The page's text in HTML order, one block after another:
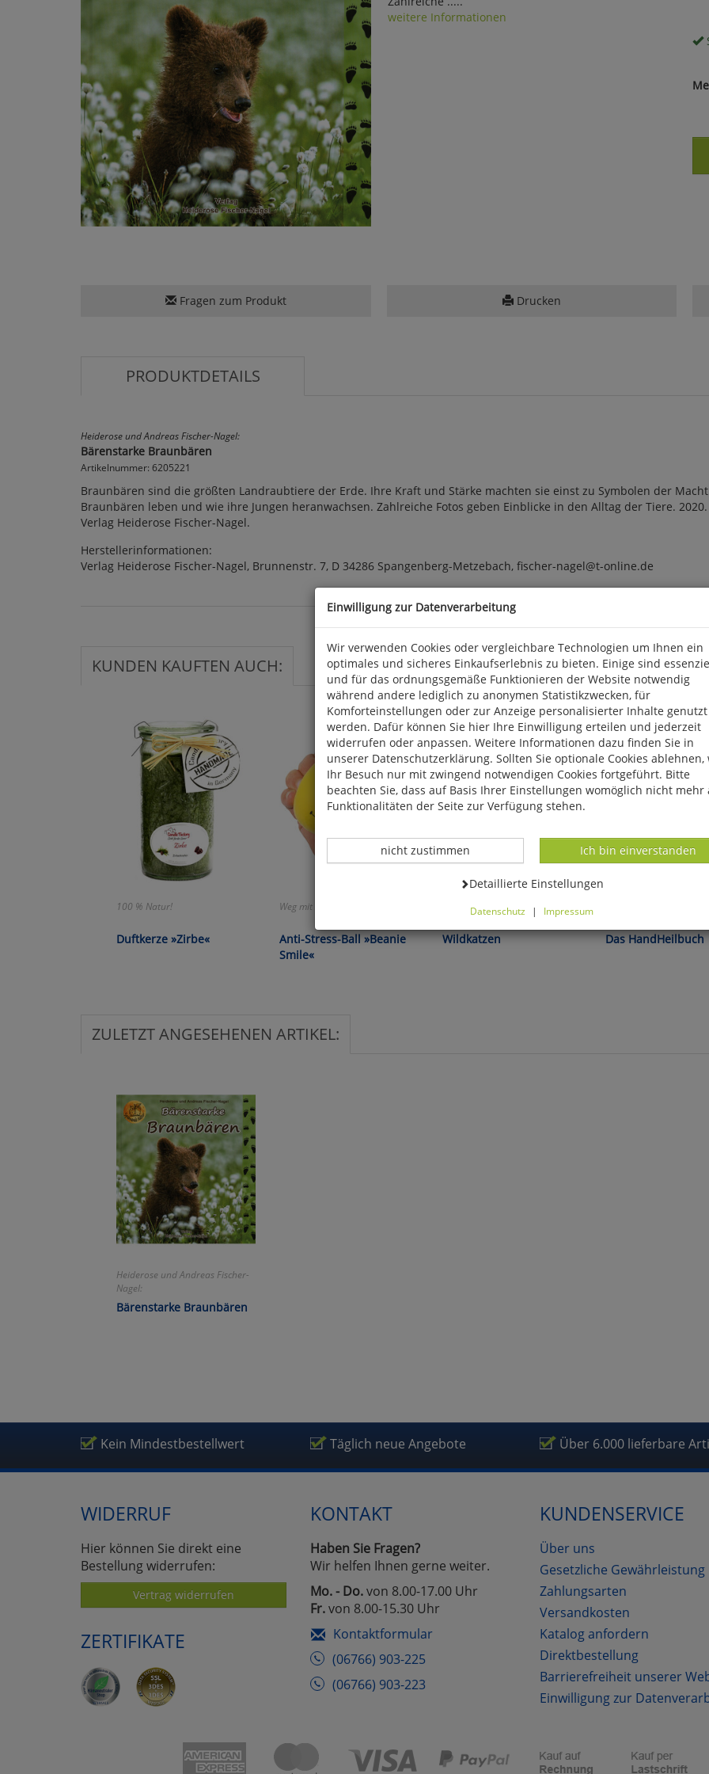
weitere Informationen
Fragen zum Produkt Drucken
PRODUKTDETAILS
Heiderose und Andreas Fischer-Nagel:
Bärenstarke Braunbären
Artikelnummer: 6205221
Braunbären sind die größten Landraubtiere der Erde. Ihre Kraft und Stärke machten sie einst zu Symbolen der
Braunbären leben und wie ihre Jungen heranwachsen. Zahlreiche Fotos geben Einblicke in den Alltag der Tiere. 2020.
Verlag Heiderose Fischer-Nagel.
Herstellerinformationen:
Verlag Heiderose Fischer-Nagel, Brunnenstr. 7, D 34286 Spangenberg-Metzebach, fischer-nagel@t-online.de
KUNDEN KAUFTEN AUCH:
100 % Natur!
Duftkerze »Zirbe«
Weg mit dem Stress!
Anti-Stress-Ball »Beanie
Smile«
Heiderose & Andreas Fischer-
Wildkatzen Das HandHeilbuch
ZULETZT ANGESEHENEN ARTIKEL:
Heiderose und Andreas Fischer-
Nagel:
Bärenstarke Braunbären
Kein Mindestbestellwert Täglich neue Angebote Über 6.000 lieferbare
WIDERRUF
Hier können Sie direkt eine
Bestellung widerrufen:
Vertrag widerrufen
ZERTIFIKATE
KONTAKT
Haben Sie Fragen?
Wir helfen Ihnen gerne weiter.
Mo. - Do.von 8.00-17.00 Uhr
Fr.von 8.00-15.30 Uhr
Kontaktformular
(06766) 903-225
(06766) 903-223
KUNDENSERVICE
Über uns
Gesetzliche Gewährleistung
Zahlungsarten
Versandkosten
Katalog anfordern
Direktbestellung
Barrierefreiheit unserer
Einwilligung zur
Einwilligung zur Datenverarbeitung
Wir verwenden Cookies oder vergleichbare Technologien um Ihnen ein
optimales und sicheres Einkaufserlebnis zu bieten. Einige sind
und für das ordnungsgemäße Funktionieren der Website notwendig
während andere lediglich zu anonymen Statistikzwecken, für
Komforteinstellungen oder zur Anzeige personalisierter Inhalte genutzt
werden. Dafür können Sie hier Ihre Einwilligung erteilen und jederzeit
widerrufen oder anpassen. Weitere Informationen dazu finden Sie in
unserer Datenschutzerklärung. Sollten Sie optionale Cookies ablehnen,
Ihr Besuch nur mit zwingend notwendigen Cookies fortgeführt. Bitte
beachten Sie, dass auf Basis Ihrer Einstellungen womöglich nicht mehr
Funktionalitäten der Seite zur Verfügung stehen.
Datenverarbeitung -
Ich bin einverstanden
Datenverarbeitung -
nicht zustimmen
Datenverarbeitung -
Detaillierte Einstellungen
Datenschutz | Impressum
Cookies ablehnen, wird Ihr Besuch nur mit zwingend notwendigen